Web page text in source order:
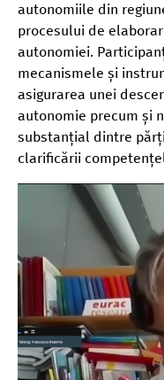
autonomiile din
procesului de
autonomiei.
mecanismele și
asigurarea unei
autonomie precum și
substanțial dintre
clarificării